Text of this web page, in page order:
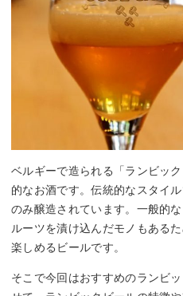
ベルギーで造られる「ランビッ
的なお酒です。伝統的なスタイ
のみ醸造されています。一般的
ルーツを漬け込んだモノもある
楽しめるビールです。
そこで今回はおすすめのランビ